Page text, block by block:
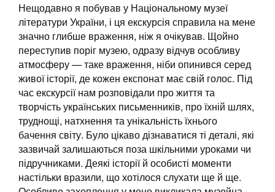
Нещодавно я побував у Національному музеї
літератури України, і ця екскурсія справила на мене
значно глибше враження, ніж я очікував. Щойно
переступив поріг музею, одразу відчув особливу
атмосферу — таке враження, ніби опинився серед
живої історії, де кожен експонат має свій голос. Під
час екскурсії нам розповідали про життя та
творчість українських письменників, про їхній шлях,
труднощі, натхнення та унікальність їхнього
бачення світу. Було цікаво дізнаватися ті деталі, які
зазвичай залишаються поза шкільними уроками чи
підручниками. Деякі історії й особисті моменти
настільки вразили, що хотілося слухати ще й ще.